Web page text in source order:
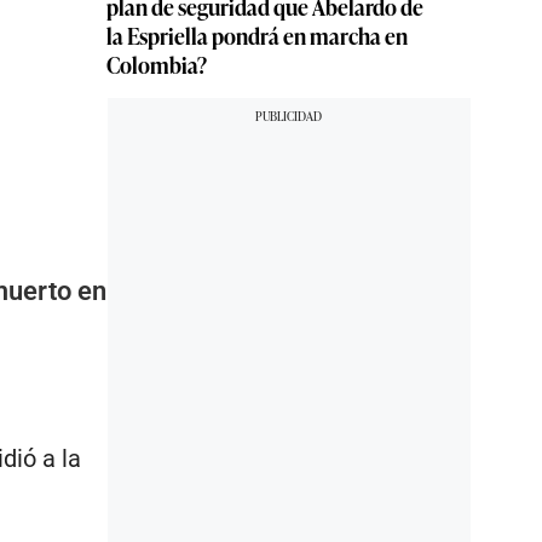
en
a la
la Espriella pondrá en marcha en
Colombia?